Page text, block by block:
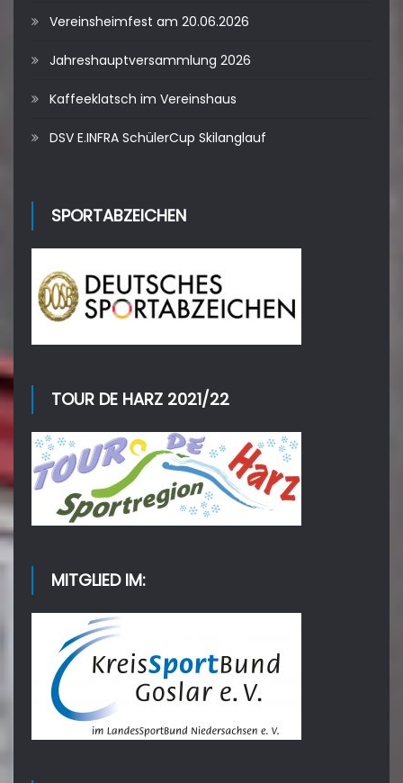
Vereinsheimfest am 20.06.2026
Jahreshauptversammlung 2026
Kaffeeklatsch im Vereinshaus
DSV E.INFRA SchülerCup Skilanglauf
SPORTABZEICHEN
TOUR DE HARZ 2021/22
MITGLIED IM: